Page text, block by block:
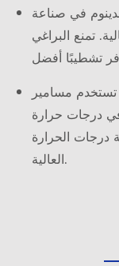
في صناعة
تمنع البراغي
تستخدم مسامير
درجات حرارة
درجات الحرارة
العالية.